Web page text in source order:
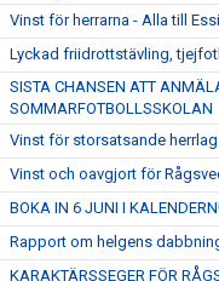
Vinst för herrarna - Alla till
Lyckad friidrottstävling,
SISTA CHANSEN ATT
SOMMARFOTBOLLSSKOLAN
Vinst för storsatsande
Vinst och oavgjort för
BOKA IN 6 JUNI I
Rapport om helgens
KARAKTÄRSSEGER FÖR